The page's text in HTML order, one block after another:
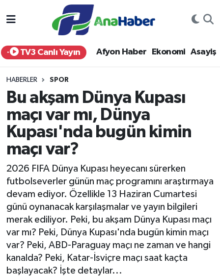
TV3 Canlı Yayın Afyon Haber Ekonomi Asayiş
HABERLER SPOR
Bu akşam Dünya Kupası
maçı var mı, Dünya
Kupası'nda bugün kimin
maçı var?
2026 FIFA Dünya Kupası heyecanı sürerken
futbolseverler günün maç programını araştırmaya
devam ediyor. Özellikle 13 Haziran Cumartesi
günü oynanacak karşılaşmalar ve yayın bilgileri
merak ediliyor. Peki, bu akşam Dünya Kupası maçı
var mı? Peki, Dünya Kupası'nda bugün kimin maçı
var? Peki, ABD-Paraguay maçı ne zaman ve hangi
kanalda? Peki, Katar-İsviçre maçı saat kaçta
başlayacak? İşte detaylar...
Yurt Haber
Afyon Haber
Siyaset
Spor
Sağlık
Teknoloji
Kültür - Sanat
Yaşam
Afyonkarahisar Nöbetçi Eczaneler
Afyonkarahisar Hava Durumu
Afyonkarahisar Trafik Yoğunluk Haritası
Süper Lig Puan Durumu ve Fikstür
Son Dakika Haberleri
Haber Arşivi